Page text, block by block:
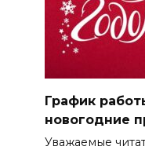
График
новогодние
Уважаемые